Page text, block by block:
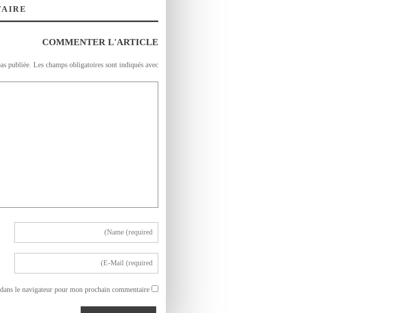
COMMENTER L'ARTICLE
publiée. Les champs obligatoires sont indiqués avec
le navigateur pour mon prochain commentaire.